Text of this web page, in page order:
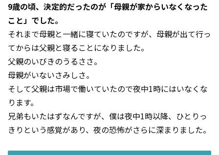
9歳の頃、決定的だったのが「母親が家からいなくなった
こと」でした。
それまで母親と一緒に寝ていたのですが、母親が出て行っ
てからは父親と寝ることになりました。
父親のいびきのうるささ。
母親がいないさみしさ。
そして父親は市場で働いていたので夜中1時にはいなくな
ります。
兄弟もいたはずなんですが、僕は夜中1時以降、ひとりっ
きりという感覚があり、夜の恐怖がさらに深まりました。